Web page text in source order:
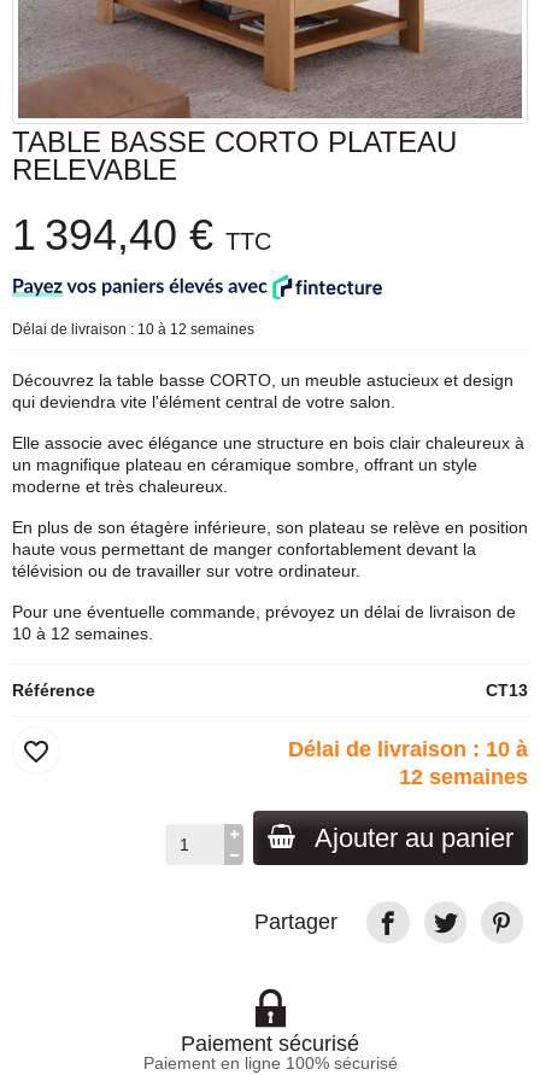
TABLE BASSE CORTO PLATEAU
RELEVABLE
1 394,40 € TTC
Délai de livraison : 10 à 12 semaines
Découvrez la table basse CORTO, un meuble astucieux et design
qui deviendra vite l'élément central de votre salon.
Elle associe avec élégance une structure en bois clair chaleureux à
un magnifique plateau en céramique sombre, offrant un style
moderne et très chaleureux.
En plus de son étagère inférieure, son plateau se relève en position
haute vous permettant de manger confortablement devant la
télévision ou de travailler sur votre ordinateur.
Pour une éventuelle commande, prévoyez un délai de livraison de
10 à 12 semaines.
Référence CT13
Délai de livraison : 10 à
12 semaines
Ajouter au panier
favorite_border
Partager
Paiement sécurisé
Paiement en ligne 100% sécurisé